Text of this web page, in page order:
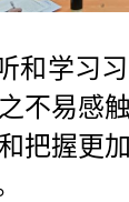
和学习
不易感
把握更